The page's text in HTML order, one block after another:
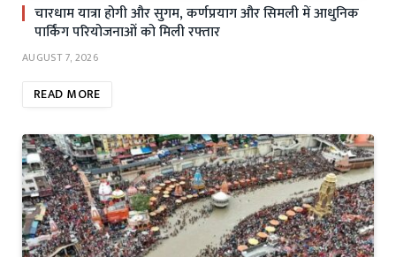
चारधाम यात्रा होगी और सुगम, कर्णप्रयाग और सिमली में आधुनिक
पार्किंग परियोजनाओं को मिली रफ्तार
AUGUST 7, 2026
READ MORE